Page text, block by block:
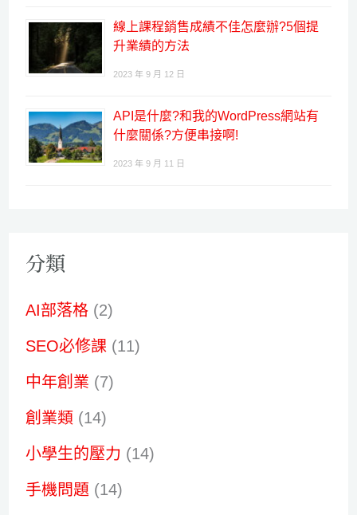
線上課程銷售成績不佳怎麼辦?5個提
升業績的方法
2023 年 9 月 12 日
API是什麼?和我的WordPress網站有
什麼關係?方便串接啊!
2023 年 9 月 11 日
分類
AI部落格 (2)
SEO必修課 (11)
中年創業 (7)
創業類 (14)
小學生的壓力 (14)
手機問題 (14)